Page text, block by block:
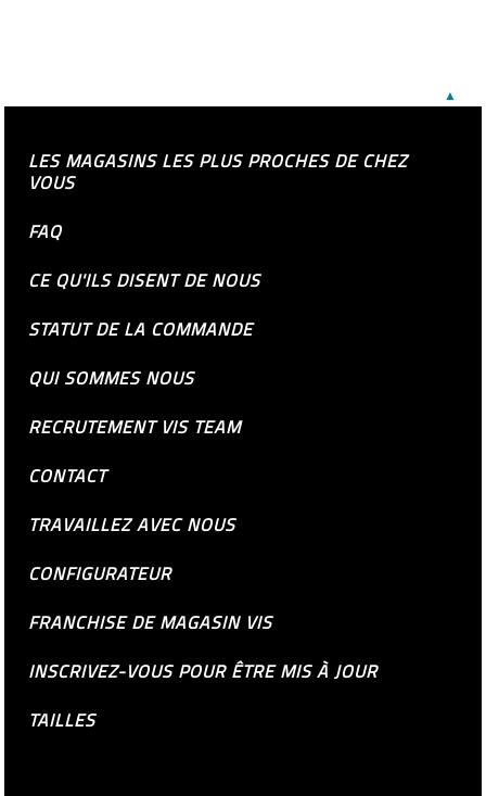
▲
LES MAGASINS LES PLUS PROCHES DE CHEZ
VOUS
FAQ
CE QU'ILS DISENT DE NOUS
STATUT DE LA COMMANDE
QUI SOMMES NOUS
RECRUTEMENT VIS TEAM
CONTACT
TRAVAILLEZ AVEC NOUS
CONFIGURATEUR
FRANCHISE DE MAGASIN VIS
INSCRIVEZ-VOUS POUR ÊTRE MIS À JOUR
TAILLES